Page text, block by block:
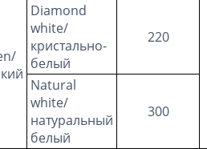
Diamond
white/
кристально-
белый
220
Natural
white/
натуральный
белый
300